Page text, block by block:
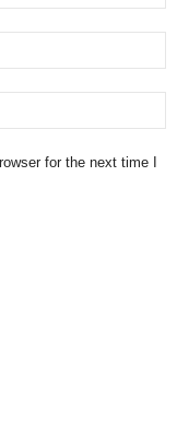
for the next time I